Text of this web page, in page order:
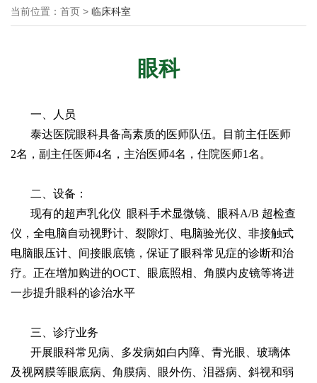
当前位置：首页 > 临床科室
眼科
一、人员
泰达医院眼科具备高素质的医师队伍。目前主任医师
2名，副主任医师4名，主治医师4名，住院医师1名。
二、设备：
现有的超声乳化仪 眼科手术显微镜、眼科A/B 超检查
仪，全电脑自动视野计、裂隙灯、电脑验光仪、非接触式
电脑眼压计、间接眼底镜，保证了眼科常见症的诊断和治
疗。正在增加购进的OCT、眼底照相、角膜内皮镜等将进
一步提升眼科的诊治水平
三、诊疗业务
开展眼科常见病、多发病如白内障、青光眼、玻璃体
及视网膜等眼底病、角膜病、眼外伤、泪器病、斜视和弱